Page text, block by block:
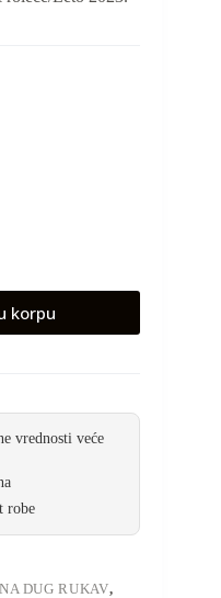
korpu
vrednosti veće
robe
DUG RUKAV,